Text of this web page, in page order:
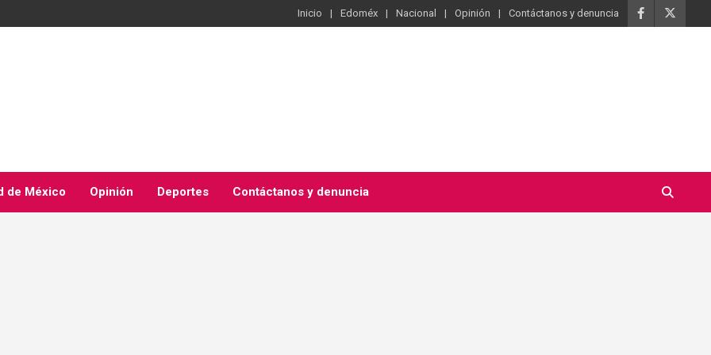
Inicio Edoméx Nacional Opinión Contáctanos y denuncia
de México Opinión Deportes Contáctanos y denuncia